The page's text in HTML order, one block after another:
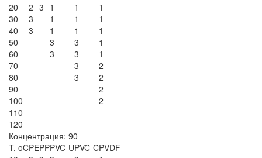
20
2 3 1 1
1
30
3 1 1
1
40
3 1 1
1
50
3 3
1
60
3 3
1
70
3
2
80
3
2
90
2
100
2
110
120
Концентрация: 90
T, oCPEPPPVC-UPVC-CPVDF